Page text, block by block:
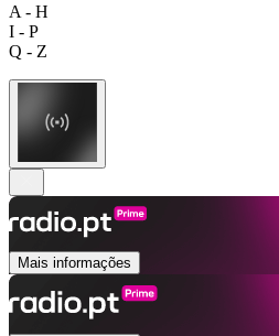
A - H
I - P
Q - Z
Mais informações